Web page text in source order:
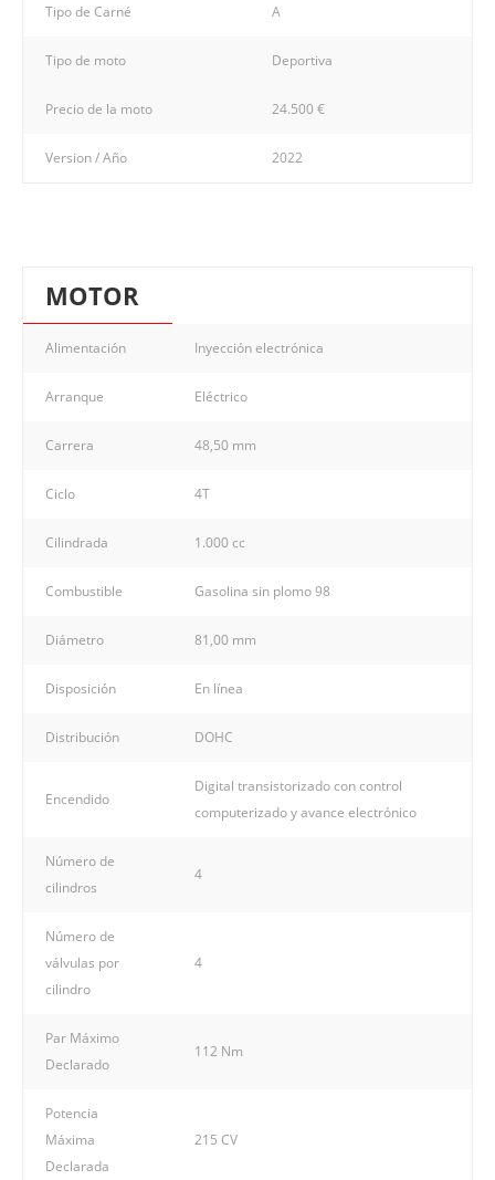
Tipo de Carné A
Tipo de moto Deportiva
Precio de la moto 24.500 €
Version / Año 2022
MOTOR
Alimentación Inyección electrónica
Arranque Eléctrico
Carrera 48,50 mm
Ciclo 4T
Cilindrada 1.000 cc
Combustible Gasolina sin plomo 98
Diámetro 81,00 mm
Disposición En línea
Distribución DOHC
Encendido
Digital transistorizado con control
computerizado y avance electrónico
Número de
cilindros
4
Número de
válvulas por
cilindro
4
Par Máximo
Declarado
112 Nm
Potencia
Máxima
Declarada
215 CV